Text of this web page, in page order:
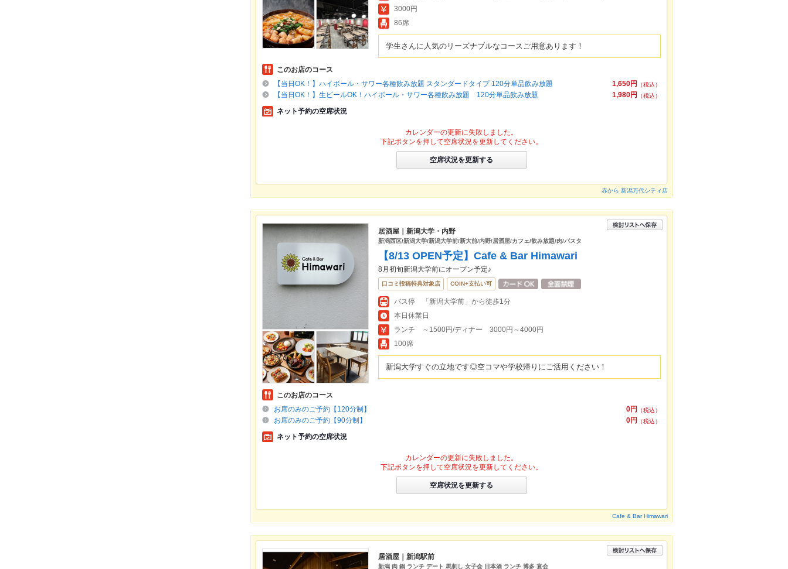
3000円
86席
学生さんに人気のリーズナブルなコースご用意あります！
このお店のコース
1,650円
（税込）
【当日OK！】ハイボール・サワー各種飲み放題 スタンダードタイプ 120分単品飲み放題
1,980円
（税込）
【当日OK！】生ビールOK！ハイボール・サワー各種飲み放題 120分単品飲み放題
ネット予約の空席状況
カレンダーの更新に失敗しました。
下記ボタンを押して空席状況を更新してください。
空席状況を更新する
赤から 新潟万代シティ店
居酒屋｜新潟大学・内野
新潟西区/新潟大学/新潟大学前/新大前/内野/居酒屋/カフェ/飲み放題/肉/パスタ
【8/13 OPEN予定】Cafe & Bar Himawari
8月初旬新潟大学前にオープン予定♪
口コミ投稿特典対象店 COIN+支払い可
バス停 「新潟大学前」から徒歩1分
本日休業日
ランチ ～1500円/ディナー 3000円～4000円
100席
新潟大学すぐの立地です◎空コマや学校帰りにご活用ください！
このお店のコース
0円
（税込）
お席のみのご予約【120分制】
0円
（税込）
お席のみのご予約【90分制】
ネット予約の空席状況
カレンダーの更新に失敗しました。
下記ボタンを押して空席状況を更新してください。
空席状況を更新する
Cafe & Bar Himawari
居酒屋｜新潟駅前
新潟 肉 鍋 ランチ デート 馬刺し 女子会 日本酒 ランチ 博多 宴会